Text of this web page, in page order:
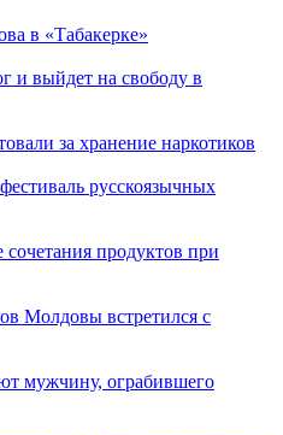
в «Табакерке»
и выйдет на свободу в
за хранение наркотиков
русскоязычных
продуктов при
Молдовы встретился с
мужчину, ограбившего